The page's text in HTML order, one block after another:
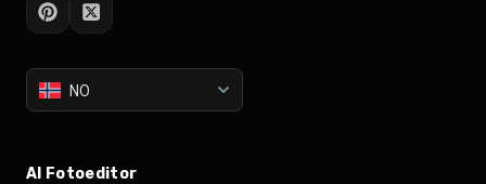
NO
AI Fotoeditor